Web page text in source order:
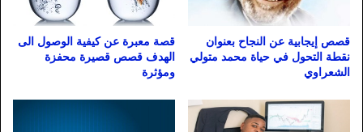
قصص إيجابية عن النجاح بعنوان
نقطة التحول في حياة محمد متولي
الشعراوي
قصة معبرة عن كيفية الوصول الى
الهدف قصص قصيرة محفزة
ومؤثرة